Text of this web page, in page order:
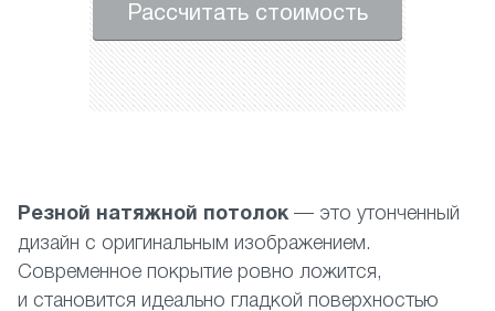
Рассчитать стоимость
Резной натяжной потолок — это утонченный
дизайн с оригинальным изображением.
Современное покрытие ровно ложится,
и становится идеально гладкой поверхностью